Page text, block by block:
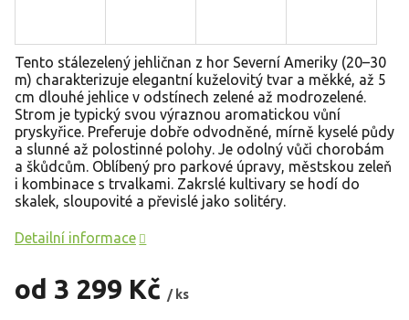
od 3 299 Kč / ks
Tento stálezelený jehličnan z hor Severní Ameriky (20–30
m) charakterizuje elegantní kuželovitý tvar a měkké, až 5
cm dlouhé jehlice v odstínech zelené až modrozelené.
Strom je typický svou výraznou aromatickou vůní
pryskyřice. Preferuje dobře odvodněné, mírně kyselé půdy
a slunné až polostinné polohy. Je odolný vůči chorobám
a škůdcům. Oblíbený pro parkové úpravy, městskou zeleň
i kombinace s trvalkami. Zakrslé kultivary se hodí do
skalek, sloupovité a převislé jako solitéry.
Detailní informace